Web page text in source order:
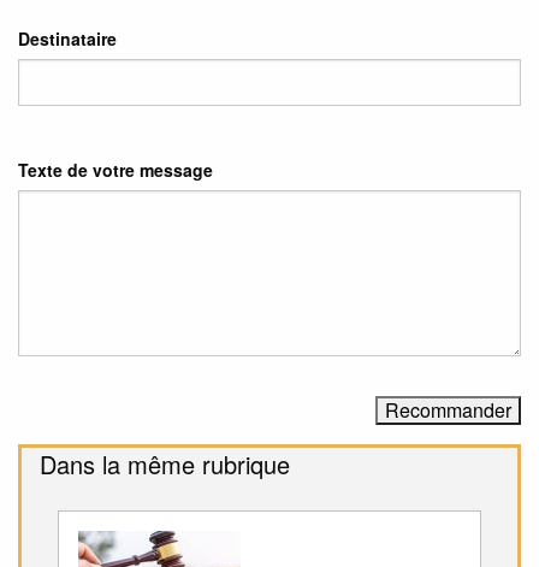
Destinataire
Texte de votre message
Dans la même rubrique